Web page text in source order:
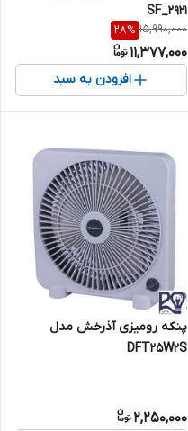
۲۹۲۱_SF
15,990,000
28%
11,377,000
افزودن به سبد
پنکه رومیزی آذرخش مدل
DFT25W2S
2,250,000